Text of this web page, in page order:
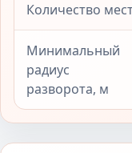
Количество
Минимальный
радиус
разворота, м